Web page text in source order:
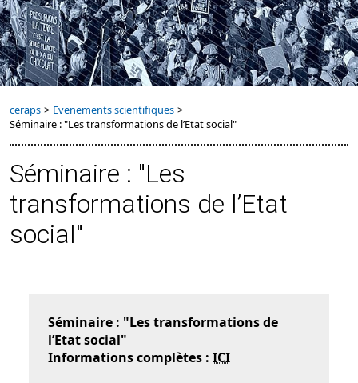
ceraps > Evenements scientifiques >
Séminaire : "Les transformations de l’Etat social"
Séminaire : "Les
transformations de l’Etat
social"
Séminaire : "Les transformations de
l’Etat social"
Informations complètes : ICI